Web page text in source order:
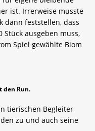
ist. Irrerweise musste
dann feststellen, dass
ausgeben muss,
Spiel gewählte Biom
den Run.
tierischen Begleiter
zu und auch seine